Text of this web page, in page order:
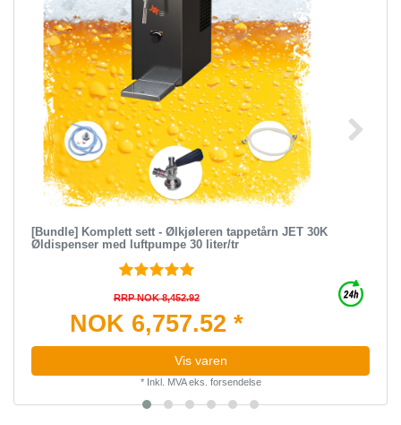
[Bundle] Komplett sett - Ølkjøleren tappetårn JET 30K
Øldispenser med luftpumpe 30 liter/tr
RRP NOK 8,452.92
NOK 6,757.52 *
Vis varen
* Inkl. MVAeks. forsendelse